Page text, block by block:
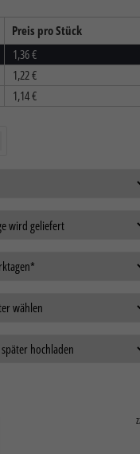
Preis pro Stück
1,36€
1,22€
1,14€